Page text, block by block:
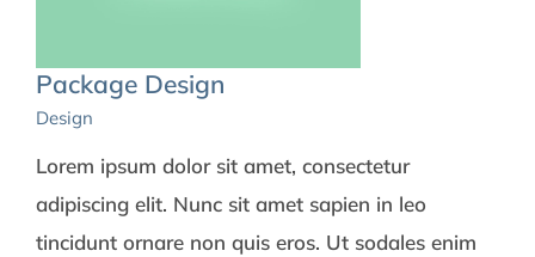
Package Design
Design
Lorem ipsum dolor sit amet, consectetur
adipiscing elit. Nunc sit amet sapien in leo
tincidunt ornare non quis eros. Ut sodales enim